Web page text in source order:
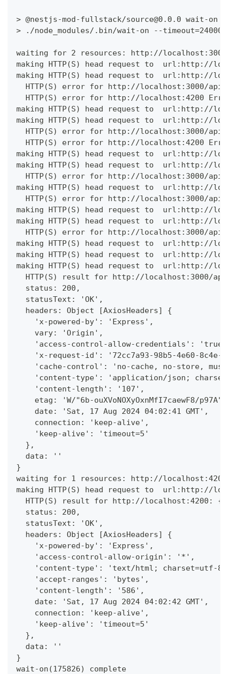
> @nestjs-mod-fullstack/source@0.0.0 wait-on
> ./node_modules/.bin/wait-on --
waiting for 2 resources: http://
making HTTP(S) head request to  url:http://
making HTTP(S) head request to  url:http://
HTTP(S) error for http://localhost:3000/
HTTP(S) error for http://localhost:4200
making HTTP(S) head request to  url:http://
making HTTP(S) head request to  url:http://
HTTP(S) error for http://localhost:3000/
HTTP(S) error for http://localhost:4200
making HTTP(S) head request to  url:http://
making HTTP(S) head request to  url:http://
HTTP(S) error for http://localhost:3000/
making HTTP(S) head request to  url:http://
HTTP(S) error for http://localhost:3000/
making HTTP(S) head request to  url:http://
making HTTP(S) head request to  url:http://
HTTP(S) error for http://localhost:3000/
making HTTP(S) head request to  url:http://
making HTTP(S) head request to  url:http://
making HTTP(S) head request to  url:http://
HTTP(S) result for http://localhost:3000/
  status: 200,
  statusText: 'OK',
  headers: Object [AxiosHeaders] {
    'x-powered-by': 'Express',
    vary: 'Origin',
'access-control-allow-credentials':
'x-request-id': '72cc7a93-98b5-4e60-8c4e-
'cache-control': 'no-cache, no-store,
'content-type': 'application/json;
    'content-length': '107',
etag: 'W/"6b-ouXVoNOXyOxnMfI7caewF8/
    date: 'Sat, 17 Aug 2024 04:02:41 GMT',
    connection: 'keep-alive',
    'keep-alive': 'timeout=5'
  },
  data: ''
}
waiting for 1 resources: http://localhost:4200
making HTTP(S) head request to  url:http://
  HTTP(S) result for http://localhost:4200: {
  status: 200,
  statusText: 'OK',
  headers: Object [AxiosHeaders] {
    'x-powered-by': 'Express',
    'access-control-allow-origin': '*',
'content-type': 'text/html; charset=utf-
    'accept-ranges': 'bytes',
    'content-length': '586',
    date: 'Sat, 17 Aug 2024 04:02:42 GMT',
    connection: 'keep-alive',
    'keep-alive': 'timeout=5'
  },
  data: ''
}
wait-on(175826) complete